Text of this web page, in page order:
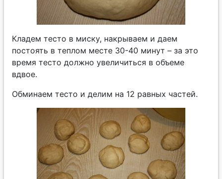
Кладем тесто в миску, накрываем и даем
постоять в теплом месте 30-40 минут – за это
время тесто должно увеличиться в объеме
вдвое.
Обминаем тесто и делим на 12 равных частей.